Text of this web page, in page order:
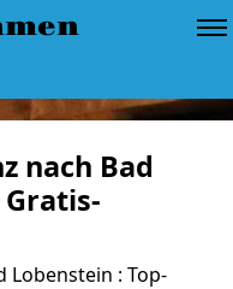
nach Bad
Lobenstein : Top-